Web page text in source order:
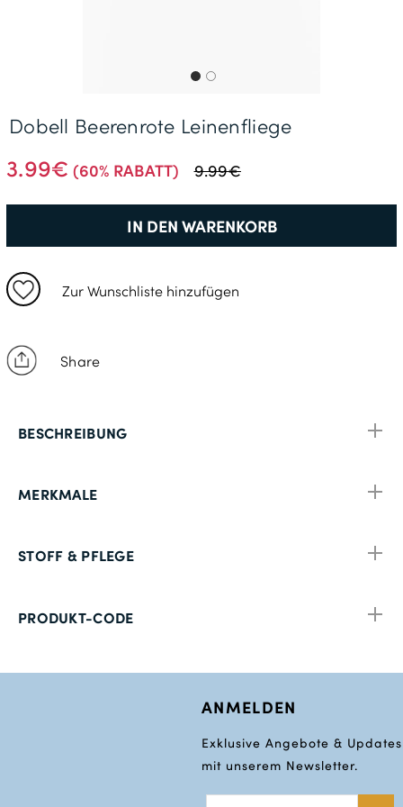
3.99€ (60% RABATT) 9.99€
IN DEN WARENKORB
Zur Wunschliste hinzufügen
Share
Dobell Beerenrote Leinenfliege
MERKMALE
BESCHREIBUNG
STOFF & PFLEGE
PRODUKT-CODE
ANMELDEN
Exklusive Angebote & Updates
mit unserem Newsletter.